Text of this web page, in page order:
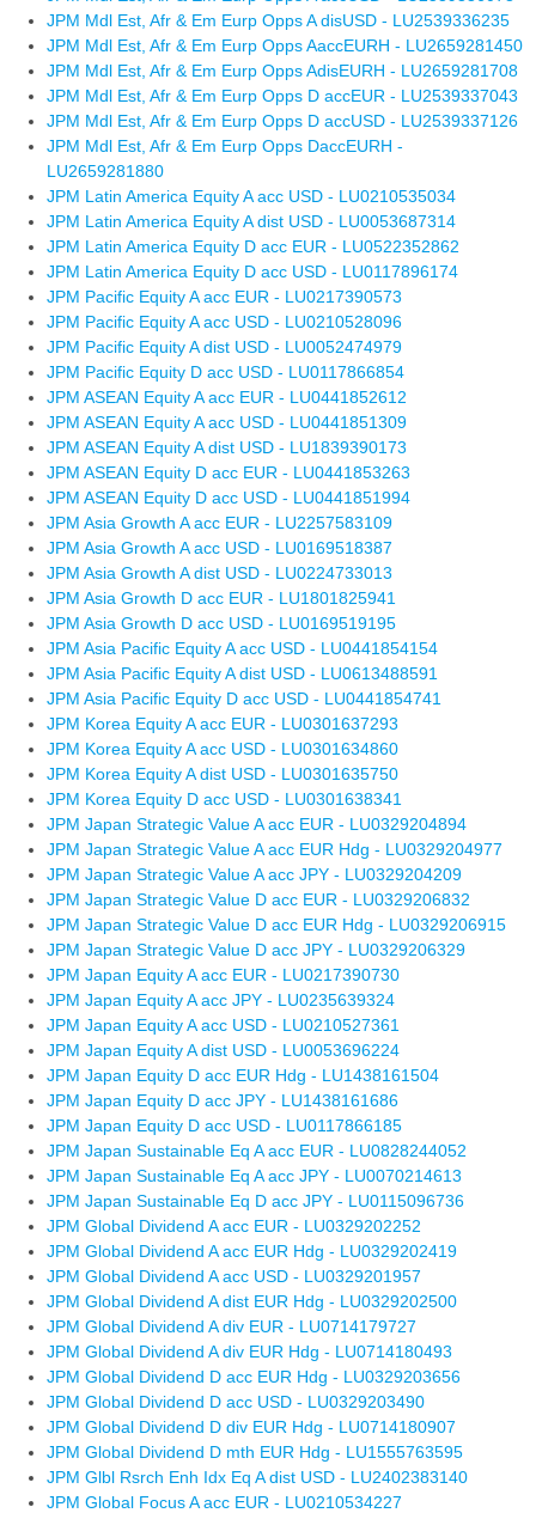
JPM Mdl Est, Afr & Em Eurp Opps A disUSD - LU2539336235
JPM Mdl Est, Afr & Em Eurp Opps AaccEURH - LU2659281450
JPM Mdl Est, Afr & Em Eurp Opps AdisEURH - LU2659281708
JPM Mdl Est, Afr & Em Eurp Opps D accEUR - LU2539337043
JPM Mdl Est, Afr & Em Eurp Opps D accUSD - LU2539337126
JPM Mdl Est, Afr & Em Eurp Opps DaccEURH -
LU2659281880
JPM Latin America Equity A acc USD - LU0210535034
JPM Latin America Equity A dist USD - LU0053687314
JPM Latin America Equity D acc EUR - LU0522352862
JPM Latin America Equity D acc USD - LU0117896174
JPM Pacific Equity A acc EUR - LU0217390573
JPM Pacific Equity A acc USD - LU0210528096
JPM Pacific Equity A dist USD - LU0052474979
JPM Pacific Equity D acc USD - LU0117866854
JPM ASEAN Equity A acc EUR - LU0441852612
JPM ASEAN Equity A acc USD - LU0441851309
JPM ASEAN Equity A dist USD - LU1839390173
JPM ASEAN Equity D acc EUR - LU0441853263
JPM ASEAN Equity D acc USD - LU0441851994
JPM Asia Growth A acc EUR - LU2257583109
JPM Asia Growth A acc USD - LU0169518387
JPM Asia Growth A dist USD - LU0224733013
JPM Asia Growth D acc EUR - LU1801825941
JPM Asia Growth D acc USD - LU0169519195
JPM Asia Pacific Equity A acc USD - LU0441854154
JPM Asia Pacific Equity A dist USD - LU0613488591
JPM Asia Pacific Equity D acc USD - LU0441854741
JPM Korea Equity A acc EUR - LU0301637293
JPM Korea Equity A acc USD - LU0301634860
JPM Korea Equity A dist USD - LU0301635750
JPM Korea Equity D acc USD - LU0301638341
JPM Japan Strategic Value A acc EUR - LU0329204894
JPM Japan Strategic Value A acc EUR Hdg - LU0329204977
JPM Japan Strategic Value A acc JPY - LU0329204209
JPM Japan Strategic Value D acc EUR - LU0329206832
JPM Japan Strategic Value D acc EUR Hdg - LU0329206915
JPM Japan Strategic Value D acc JPY - LU0329206329
JPM Japan Equity A acc EUR - LU0217390730
JPM Japan Equity A acc JPY - LU0235639324
JPM Japan Equity A acc USD - LU0210527361
JPM Japan Equity A dist USD - LU0053696224
JPM Japan Equity D acc EUR Hdg - LU1438161504
JPM Japan Equity D acc JPY - LU1438161686
JPM Japan Equity D acc USD - LU0117866185
JPM Japan Sustainable Eq A acc EUR - LU0828244052
JPM Japan Sustainable Eq A acc JPY - LU0070214613
JPM Japan Sustainable Eq D acc JPY - LU0115096736
JPM Global Dividend A acc EUR - LU0329202252
JPM Global Dividend A acc EUR Hdg - LU0329202419
JPM Global Dividend A acc USD - LU0329201957
JPM Global Dividend A dist EUR Hdg - LU0329202500
JPM Global Dividend A div EUR - LU0714179727
JPM Global Dividend A div EUR Hdg - LU0714180493
JPM Global Dividend D acc EUR Hdg - LU0329203656
JPM Global Dividend D acc USD - LU0329203490
JPM Global Dividend D div EUR Hdg - LU0714180907
JPM Global Dividend D mth EUR Hdg - LU1555763595
JPM Glbl Rsrch Enh Idx Eq A dist USD - LU2402383140
JPM Global Focus A acc EUR - LU0210534227